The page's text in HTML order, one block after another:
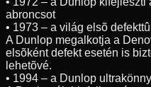
abroncsot
• 1973 – a világ elsõ
A Dunlop megalkotja a
elsõként defekt esetén is
lehetõvé.
• 1994 – a Dunlop